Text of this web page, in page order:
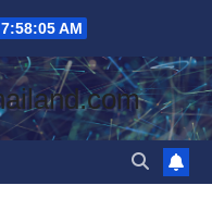
7:58:06 AM